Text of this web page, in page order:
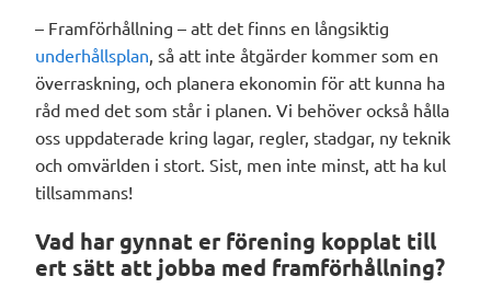
– Framförhållning – att det finns en långsiktig
underhållsplan, så att inte åtgärder kommer som en
överraskning, och planera ekonomin för att kunna ha
råd med det som står i planen. Vi behöver också hålla
oss uppdaterade kring lagar, regler, stadgar, ny teknik
och omvärlden i stort. Sist, men inte minst, att ha kul
tillsammans!
Vad har gynnat er förening kopplat till
ert sätt att jobba med framförhållning?